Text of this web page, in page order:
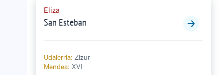
Eliza
San Esteban
Udalerria: Zizur
Mendea: XVI